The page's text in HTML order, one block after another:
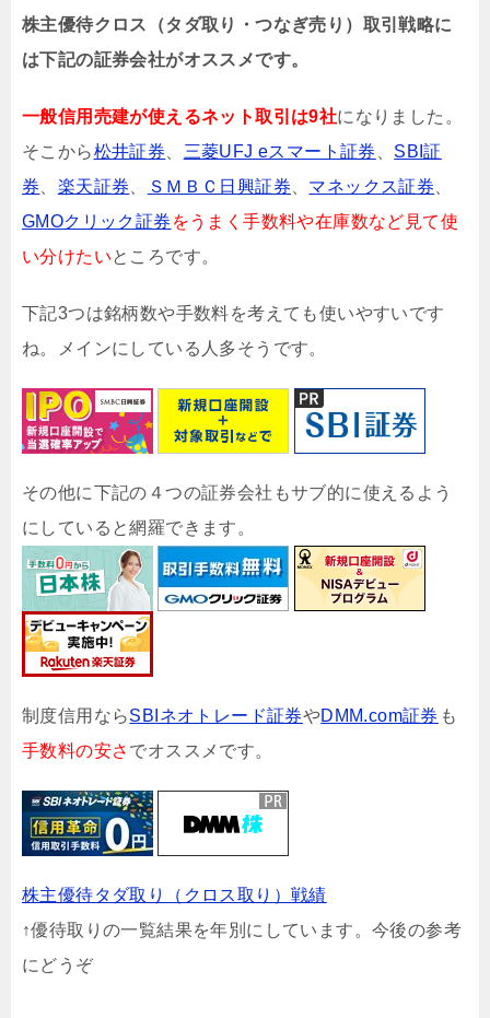
株主優待クロス（タダ取り・つなぎ売り）取引戦略に
は下記の証券会社がオススメです。
一般信用売建が使えるネット取引は9社になりました。
そこから松井証券 三菱UFJ eスマート証券
SBI証
券
楽天証券 ＳＭＢＣ日興証券 マネックス証券
GMOクリック証券 をうまく手数料や在庫数など見て使
い分けたいところです。
下記3つは銘柄数や手数料を考えても使いやすいです
ね。メインにしている人多そうです。
その他に下記の４つの証券会社もサブ的に使えるよう
にしていると網羅できます。
制度信用ならSBIネオトレード証券やDMM.com証券 も
手数料の安さ でオススメです。
株主優待タダ取り（クロス取り）戦績
↑優待取りの一覧結果を年別にしています。今後の参考
にどうぞ